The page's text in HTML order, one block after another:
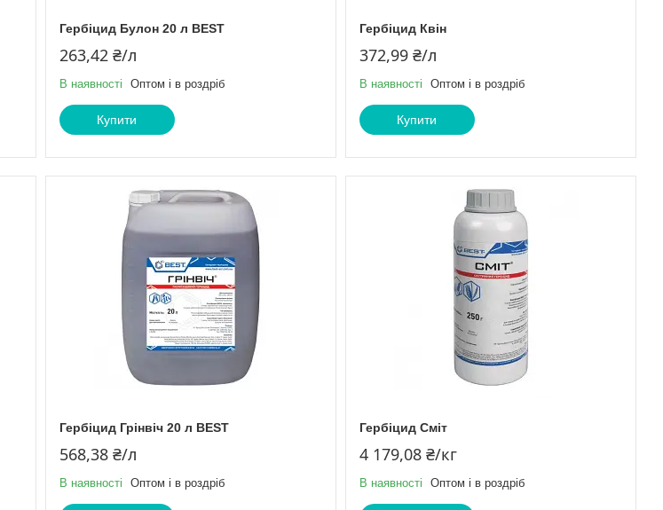
Гербіцид Булон 20 л BEST
263,42 ₴/л
В наявності Оптом і в роздріб
Купити
Гербіцид Квін
372,99 ₴/л
В наявності Оптом і в роздріб
Купити
Гербіцид Грінвіч 20 л BEST
568,38 ₴/л
В наявності Оптом і в роздріб
Гербіцид Сміт
4 179,08 ₴/кг
В наявності Оптом і в роздріб